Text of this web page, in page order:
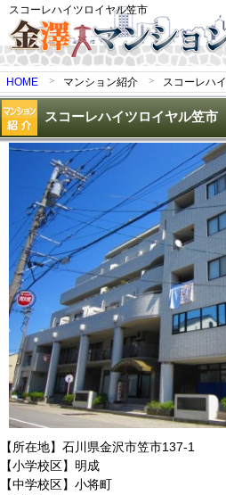
スコーレハイツロイヤル笠市
HOME マンション紹介 スコーレハ
スコーレハイツロイヤル笠市
【所在地】石川県金沢市笠市137-1
【小学校区】明成
【中学校区】小将町